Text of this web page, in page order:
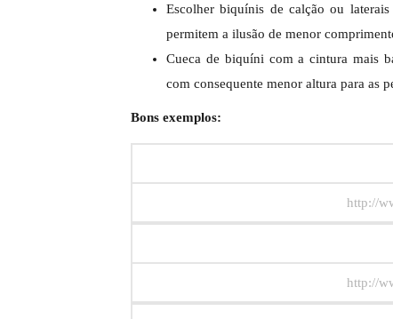
Escolher biquínis de calção ou
permitem a ilusão de menor
Cueca de biquíni com a cintura mais
com consequente menor altura para as
Bons exemplos:
http://
http://